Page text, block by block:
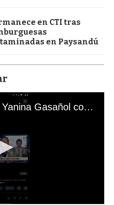
en CTI tras
en Paysandú
El mal momento de Yanina Gasañol con un hincha argentino en "Subrayado"